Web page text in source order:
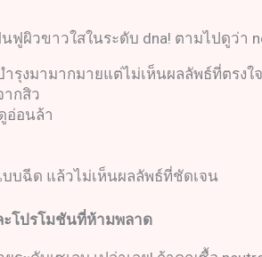
ฟูผิวขาวใสในระดับ dna! ตามไปดูว่า
งมามากมายแต่ไม่เห็นผลลัพธ์ที่ตรงใ
กสิว
อ่อนล้า
บฉีด แล้วไม่เห็นผลลัพธ์ที่ชัดเจน
โปรโมชันที่ห้ามพลาด